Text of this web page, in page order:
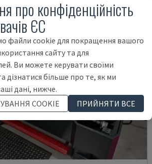
про конфіденційність
ЄС
файли cookie для покращення вашого
сайту та для
Ви можете керувати своїми
дізнатися більше про те, як ми
дані, нижче.
COOKIE
ПРИЙНЯТИ ВСЕ